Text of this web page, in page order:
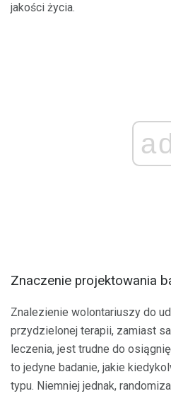
jakości życia.
Znaczenie projektowania
Znalezienie wolontariuszy do
przydzielonej terapii, zamiast
leczenia, jest trudne do
to jedyne badanie, jakie
typu. Niemniej jednak,